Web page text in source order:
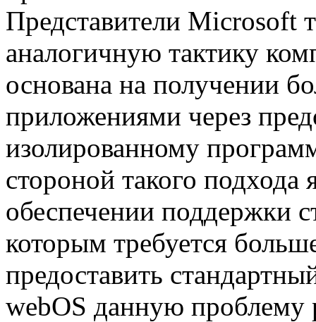
Представители Microsoft
аналогичную тактику
основана на получении
приложениями через
изолированному
стороной такого подхода
обеспечении поддержки
которым требуется
предоставить
webOS данную